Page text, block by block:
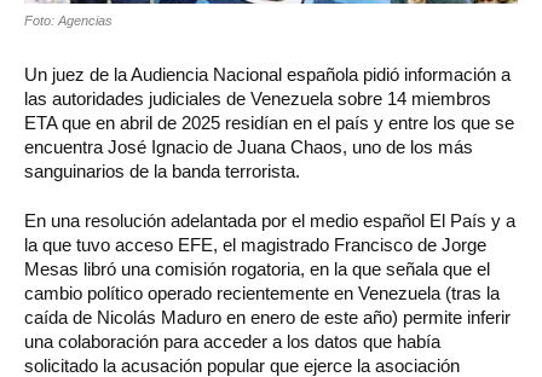
Foto: Agencias
Un juez de la Audiencia Nacional española pidió información a
las autoridades judiciales de Venezuela sobre 14 miembros
ETA que en abril de 2025 residían en el país y entre los que se
encuentra José Ignacio de Juana Chaos, uno de los más
sanguinarios de la banda terrorista.
En una resolución adelantada por el medio español El País y a
la que tuvo acceso EFE, el magistrado Francisco de Jorge
Mesas libró una comisión rogatoria, en la que señala que el
cambio político operado recientemente en Venezuela (tras la
caída de Nicolás Maduro en enero de este año) permite inferir
una colaboración para acceder a los datos que había
solicitado la acusación popular que ejerce la asociación